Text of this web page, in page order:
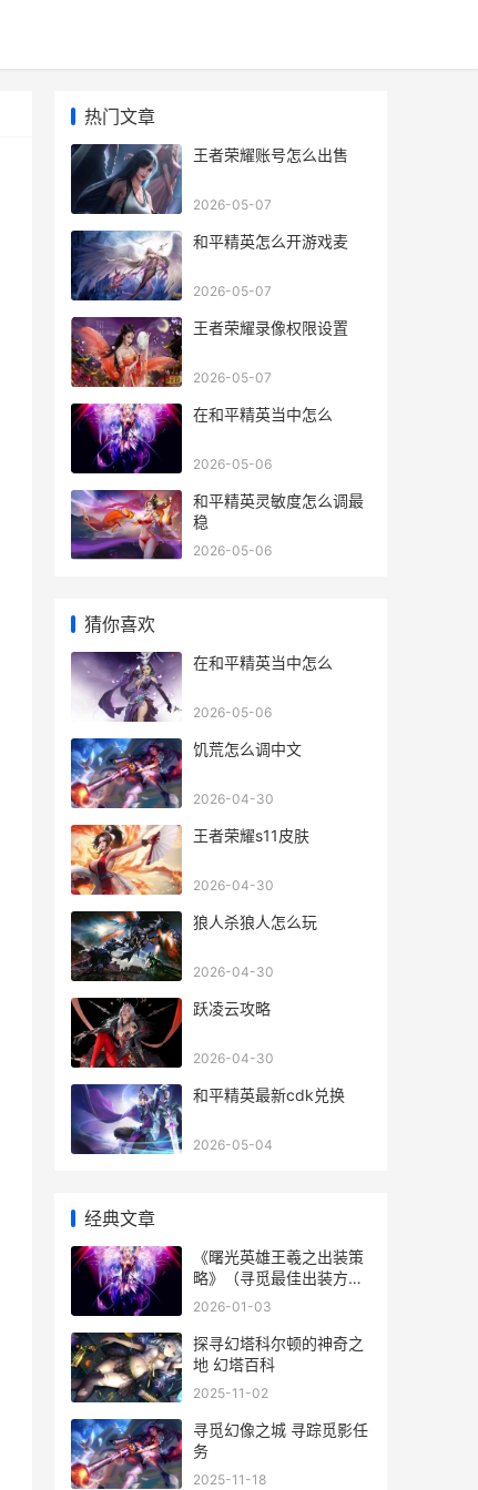
热门文章
王者荣耀账号怎么出售
2026-05-07
和平精英怎么开游戏麦
2026-05-07
王者荣耀录像权限设置
2026-05-07
在和平精英当中怎么
2026-05-06
和平精英灵敏度怎么调最
稳
2026-05-06
猜你喜欢
在和平精英当中怎么
2026-05-06
饥荒怎么调中文
2026-04-30
王者荣耀s11皮肤
2026-04-30
狼人杀狼人怎么玩
2026-04-30
跃凌云攻略
2026-04-30
和平精英最新cdk兑换
2026-05-04
经典文章
《曙光英雄王羲之出装策
略》（寻觅最佳出装方法
曙光英雄王羲之
2026-01-03
探寻幻塔科尔顿的神奇之
地 幻塔百科
2025-11-02
寻觅幻像之城 寻踪觅影任
务
2025-11-18